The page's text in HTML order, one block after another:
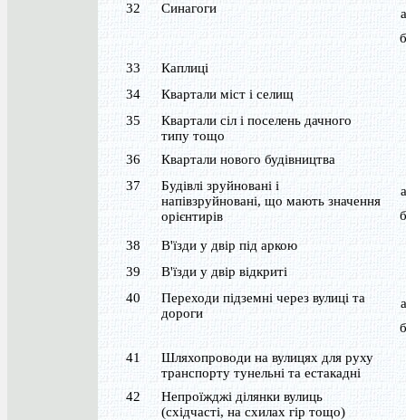
32 Синагоги
а
б
33
Каплиці
34
Квартали міст і селищ
35
Квартали сіл і поселень дачного
типу тощо
36
Квартали нового будівництва
37
Будівлі зруйновані і
напівзруйновані, що мають значення
орієнтирів
а
б
38
В'їзди у двір під аркою
39
В'їзди у двір відкриті
40
Переходи підземні через вулиці та
дороги
а
б
41
Шляхопроводи на вулицях для руху
транспорту тунельні та естакадні
42
Непроїжджі ділянки вулиць
(східчасті, на схилах гір тощо)